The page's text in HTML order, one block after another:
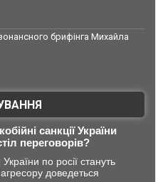
брифінга Михайла
санкції України
переговорів?
по росії стануть
доведеться